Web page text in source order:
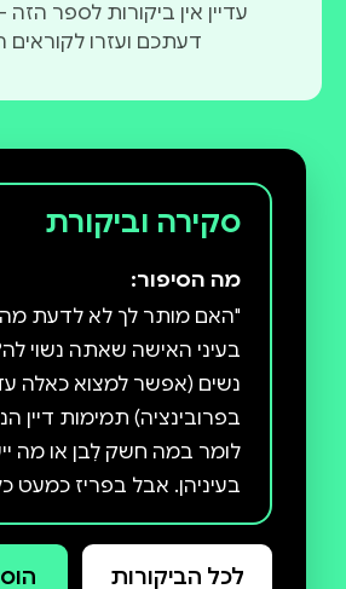
עדיין אין ביקורות לספר
דעתכם ועזרו לקוראים
סקירה וביקורת
מה הסיפור:
"האם מותר לך לא לדעת מה
בעיני האישה שאתה נשוי
נשים (אפשר למצוא כאלה
בפרובינציה) תמימות דיין
לומר במה חשק לִבן או מה
בעיניהן. אבל בפריז כמעט
מפיקה מידה מסוימת של
גבר קשוב ודרוּך לרחשי לבה,
לכל הביקורות